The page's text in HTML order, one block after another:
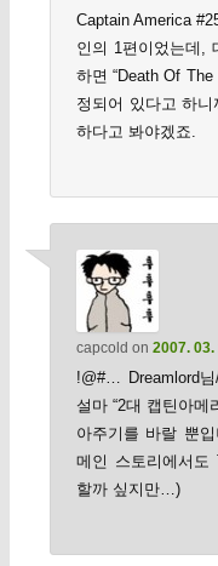
Captain America
인의 1편이었는데,
하면 “Death Of
정되어 있다고 하
하다고 봐야겠죠.
capcold on 2007.
!@#… Dreamlord
설마 “2대 캡틴아메
아주기를 바랄 뿐
메인 스토리에서
할까 싶지만…)